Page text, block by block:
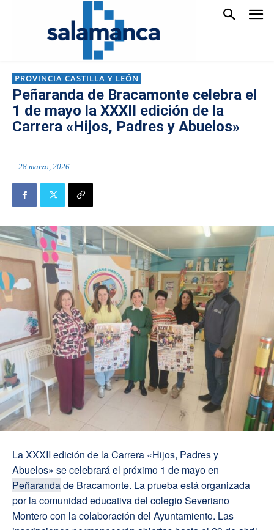
PROVINCIA CASTILLA Y LEÓN
Peñaranda de Bracamonte celebra el
1 de mayo la XXXII edición de la
Carrera «Hijos, Padres y Abuelos»
28 marzo, 2026
La XXXII edición de la Carrera «Hijos, Padres y
Abuelos» se celebrará el próximo 1 de mayo en
Peñarandade Bracamonte. La prueba está organizada
por la comunidad educativa del colegio Severiano
Montero con la colaboración del Ayuntamiento. Las